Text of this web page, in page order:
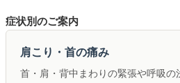
症状別のご案内
肩こり・首の痛み
首・肩・背中まわりの緊張や呼吸の